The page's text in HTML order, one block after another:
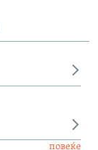
повеќе